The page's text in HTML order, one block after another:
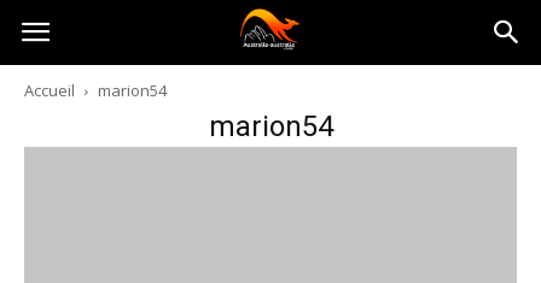
Australia-
australie.com
Accueil marion54
marion54